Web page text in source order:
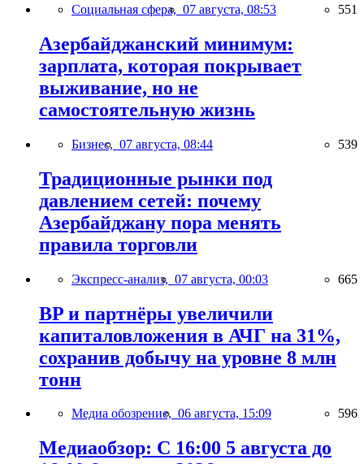
Социальная сфера, 07 августа, 08:53 551
Азербайджанский минимум:
зарплата, которая покрывает
выживание, но не
самостоятельную жизнь
Бизнес, 07 августа, 08:44 539
Традиционные рынки под
давлением сетей: почему
Азербайджану пора менять
правила торговли
Экспресс-анализ, 07 августа, 00:03 665
BP и партнёры увеличили
капиталовложения в АЧГ на 31%,
сохранив добычу на уровне 8 млн
тонн
Медиа обозрение, 06 августа, 15:09 596
Медиаобзор: С 16:00 5 августа до